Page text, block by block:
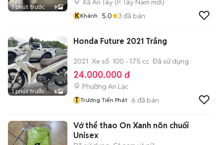
1 phút trước 9
Xã An Tây (P. Tây Nam mới)
KKhánh 5.0 3 đã bán
1 phút trước 6
Honda Future 2021 Trắng
2021 Xe số 100 - 175 cc Đã sử dụng
24.000.000 đ
Phường An Lạc
T Trương Tiến Phát 6 đã bán
Vớ thể thao On Xanh nõn chuối
Unisex